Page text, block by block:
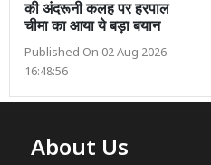
की अंदरूनी कलह पर हरपाल
चीमा का आया ये बड़ा बयान
Published On 02 Aug 2026
16:48:56
About Us